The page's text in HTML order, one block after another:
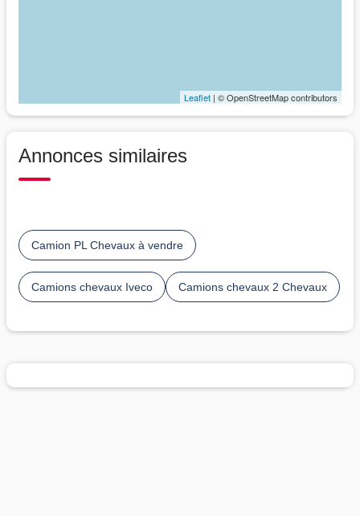
Leaflet | © OpenStreetMap contributors
Annonces similaires
Camion PL Chevaux à vendre
Camions chevaux Iveco Camions chevaux 2 Chevaux